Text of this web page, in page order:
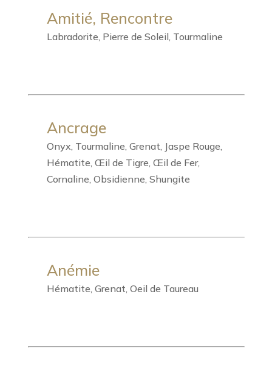
Amitié, Rencontre
Labradorite, Pierre de Soleil, Tourmaline
Ancrage
Onyx, Tourmaline, Grenat, Jaspe Rouge,
Hématite, Œil de Tigre, Œil de Fer,
Cornaline, Obsidienne, Shungite
Anémie
Hématite, Grenat, Oeil de Taureau